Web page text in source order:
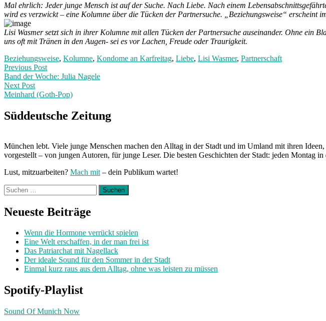
Mal ehrlich: Jeder junge Mensch ist auf der Suche. Nach Liebe. Nach einem
wird es verzwickt – eine Kolumne über die Tücken der Partnersuche. „Beziehungsweise“ erscheint
Lisi Wasmer setzt sich in ihrer Kolumne mit allen Tücken der Partnersuche auseinander. Ohne ein
uns oft mit Tränen in den Augen- sei es vor Lachen, Freude oder Traurigkeit.
Beziehungsweise, Kolumne, Kondome an Karfreitag, Liebe, Lisi Wasmer, Partnerschaft
Post
navigation
Previous PostPrevious
post:
Band der Woche: Julia Nagele
Next Post
Meinhard (Goth-Pop)
Post:
Süddeutsche Zeitung
München lebt. Viele junge Menschen machen den Alltag in der Stadt und im Umland mit ihren
vorgestellt – von jungen Autoren, für junge Leser. Die besten Geschichten der Stadt: jeden Montag in
Lust, mitzuarbeiten? Mach mit – dein Publikum wartet!
Suchen
nach:
Neueste Beiträge
Wenn die Hormone verrückt spielen
Eine Welt erschaffen, in der man frei ist
Das Patriarchat mit Nagellack
Der ideale Sound für den Sommer in der Stadt
Einmal kurz raus aus dem Alltag, ohne was leisten zu müssen
Spotify-Playlist
Sound Of Munich Now